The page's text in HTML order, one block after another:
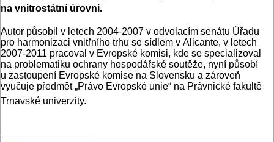
na vnitrostátní úrovni.
Autor působil v letech 2004-2007 v odvolacím senátu Úřadu
pro harmonizaci vnitřního trhu se sídlem v Alicante, v letech
2007-2011 pracoval v Evropské komisi, kde se specializoval
na problematiku ochrany hospodářské soutěže, nyní působí
u zastoupení Evropské komise na Slovensku a zároveň
vyučuje předmět „Právo Evropské unie“ na Právnické fakultě
Trnavské univerzity.